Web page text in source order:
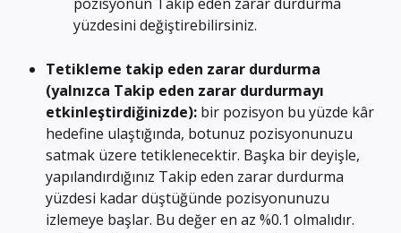
pozisyonun Takip eden zarar durdurma
yüzdesini değiştirebilirsiniz.
Tetikleme takip eden zarar durdurma
(yalnızca Takip eden zarar durdurmayı
etkinleştirdiğinizde): bir pozisyon bu yüzde kâr
hedefine ulaştığında, botunuz pozisyonunuzu
satmak üzere tetiklenecektir. Başka bir deyişle,
yapılandırdığınız Takip eden zarar durdurma
yüzdesi kadar düştüğünde pozisyonunuzu
izlemeye başlar. Bu değer en az %0.1 olmalıdır.